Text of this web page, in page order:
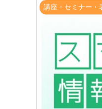
講座・セミナー・